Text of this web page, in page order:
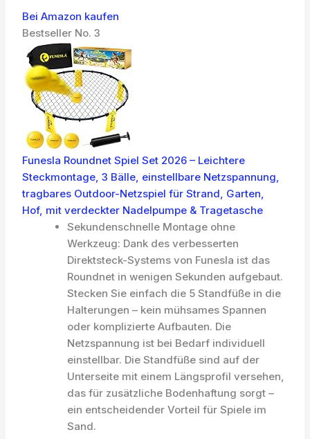
Bei Amazon kaufen
Bestseller No. 3
Funesla Roundnet Spiel Set 2026 – Leichtere
Steckmontage, 3 Bälle, einstellbare Netzspannung,
tragbares Outdoor-Netzspiel für Strand, Garten,
Hof, mit verdeckter Nadelpumpe & Tragetasche
Sekundenschnelle Montage ohne
Werkzeug: Dank des verbesserten
Direktsteck-Systems von Funesla ist das
Roundnet in wenigen Sekunden aufgebaut.
Stecken Sie einfach die 5 Standfüße in die
Halterungen – kein mühsames Spannen
oder komplizierte Aufbauten. Die
Netzspannung ist bei Bedarf individuell
einstellbar. Die Standfüße sind auf der
Unterseite mit einem Längsprofil versehen,
das für zusätzliche Bodenhaftung sorgt –
ein entscheidender Vorteil für Spiele im
Sand.